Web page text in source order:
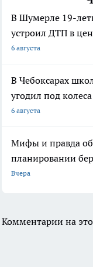
В Шумерле 19-
устроил ДТП в
6 августа
В Чебоксарах
угодил под
6 августа
Мифы и правда
планировании
Вчера
Комментарии на